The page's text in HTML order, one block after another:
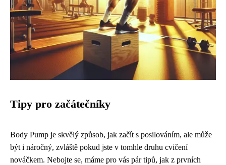
Tipy pro začátečníky
Body Pump je skvělý způsob, jak začít s posilováním, ale může
být i náročný, zvláště pokud jste v tomhle druhu cvičení
nováčkem. Nebojte se, máme pro vás pár tipů, jak z prvních